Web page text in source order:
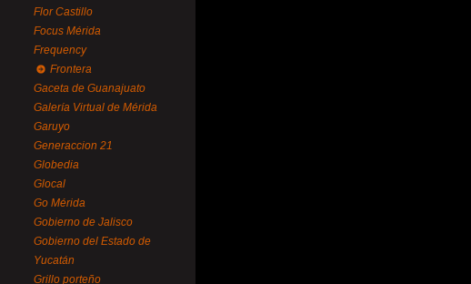
Flor Castillo
Focus Mérida
Frequency
Frontera
Gaceta de Guanajuato
Galería Virtual de Mérida
Garuyo
Generaccion 21
Globedia
Glocal
Go Mérida
Gobierno de Jalisco
Gobierno del Estado de
Yucatán
Grillo porteño